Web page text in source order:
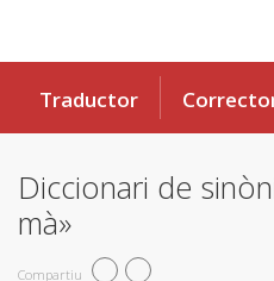
Traductor
Diccionari de
mà»
Compartiu